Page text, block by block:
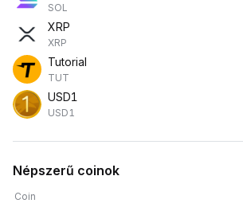
SOL
XRP
XRP
Tutorial
TUT
USD1
USD1
Népszerű coinok
Coin